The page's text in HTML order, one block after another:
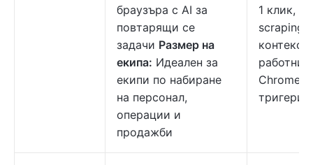
браузъра с AI за
повтарящи се
задачи Размер на
екипа: Идеален за
екипи по набиране
на персонал,
операции и
продажби
1 клик, AI
scraping,
работни
Chrome-
тригери